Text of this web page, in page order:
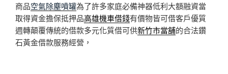
商品空氣除塵噴罐為了許多家庭必備神器低利大額融資當
取得資金擔保抵押品高雄機車借錢有價物皆可借客戶優質
週轉顛覆傳統的借款多元化質借可供新竹市當舖的合法鑽
石黃金借款服務經營，